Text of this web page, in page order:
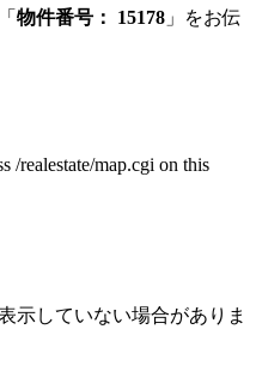
物件番号： 15178 」をお伝
示していない場合がありま